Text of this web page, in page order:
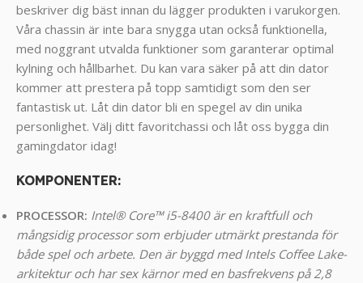
beskriver dig bäst innan du lägger produkten i varukorgen.
Våra chassin är inte bara snygga utan också funktionella,
med noggrant utvalda funktioner som garanterar optimal
kylning och hållbarhet. Du kan vara säker på att din dator
kommer att prestera på topp samtidigt som den ser
fantastisk ut. Låt din dator bli en spegel av din unika
personlighet. Välj ditt favoritchassi och låt oss bygga din
gamingdator idag!
KOMPONENTER:
PROCESSOR: Intel® Core™ i5-8400 är en kraftfull och
mångsidig processor som erbjuder utmärkt prestanda för
både spel och arbete. Den är byggd med Intels Coffee Lake-
arkitektur och har sex kärnor med en basfrekvens på 2,8